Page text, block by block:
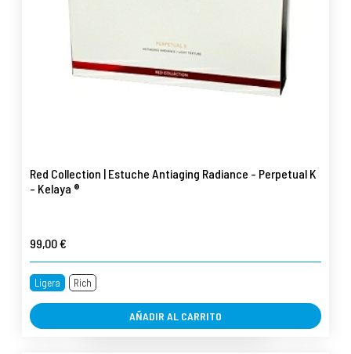
Red Collection | Estuche Antiaging Radiance - Perpetual K
- Kelaya ®
99,00 €
Ligera Rich
AÑADIR AL CARRITO